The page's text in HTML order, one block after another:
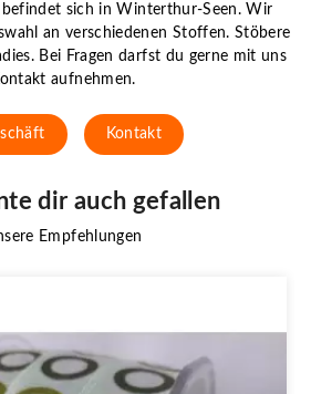
sich in Winterthur-Seen. Wir
an verschiedenen Stoffen. Stöbere
Bei Fragen darfst du gerne mit uns
aufnehmen.
Kontakt
dir auch gefallen
Empfehlungen